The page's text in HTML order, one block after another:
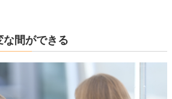
間ができる